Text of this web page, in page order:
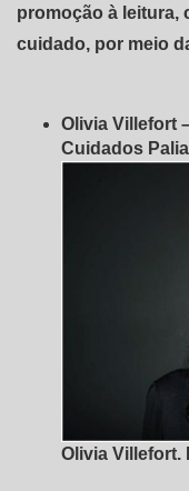
promoção à leitura,
cuidado, por meio
Olivia Villefort
Cuidados
Olivia Villefort.